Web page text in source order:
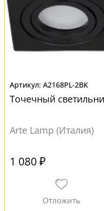
A2168PL-2BK
Точечный
Arte Lamp (Италия)
1 080 ₽